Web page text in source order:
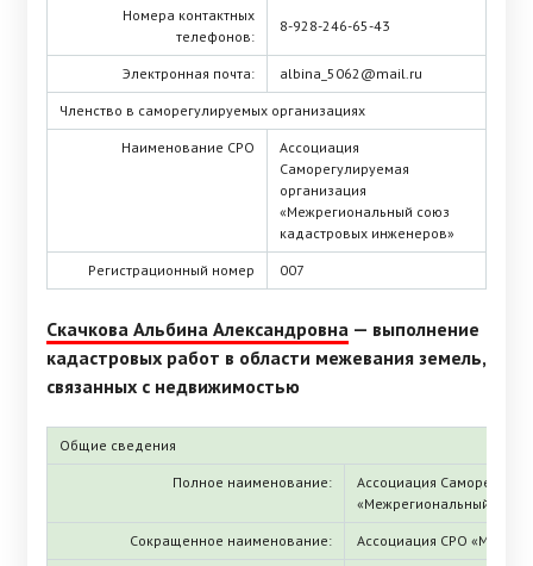
Номера контактных
телефонов:
8-928-246-65-43
Электронная почта: albina_5062@mail.ru
Членство в саморегулируемых организациях
Наименование СРО
Ассоциация
Саморегулируемая
организация
«Межрегиональный союз
кадастровых инженеров»
Регистрационный номер 007
Скачкова Альбина Александровна — выполнение
кадастровых работ в области межевания земель,
связанных с недвижимостью
Общие сведения
Полное наименование:
Ассоциация
«Межрегиональный союз
Сокращенное наименование: Ассоциация СРО «МСКИ»;